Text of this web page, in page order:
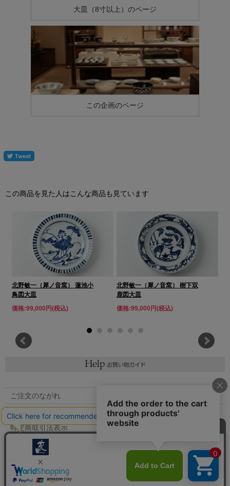
大皿（8寸以上）のページ
この企画のページ
この商品を見た人はこんな商品も見ています
北野敏一（犀ノ音窯） 蓮池小
鳥図大皿
価格:99,000円(税込)
北野敏一（犀ノ音窯） 樹下双
鹿図大皿
価格:99,000円(税込)
ご注文のながれ
マイページへ
特定商取引法表示
個人情報の取扱い
メルマガ登録
お問い合わせ